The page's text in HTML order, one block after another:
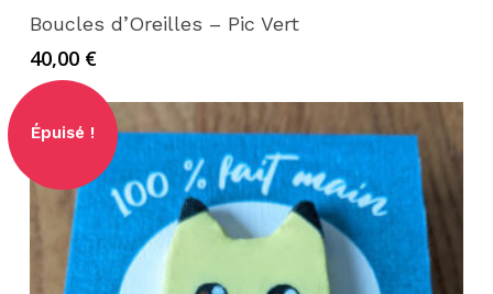
Lire la suite
Boucles d’Oreilles – Pic Vert
40,00 €